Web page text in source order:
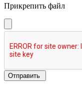
Прикрепить файл